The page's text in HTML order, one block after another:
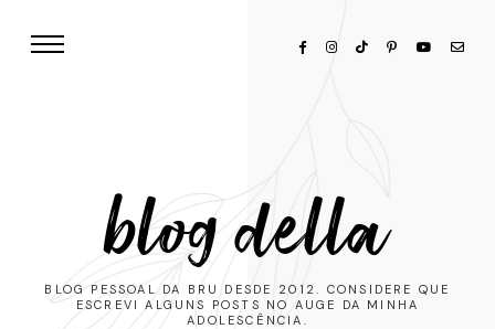
blog della
BLOG PESSOAL DA BRU DESDE 2012. CONSIDERE QUE
ESCREVI ALGUNS POSTS NO AUGE DA MINHA
ADOLESCÊNCIA.